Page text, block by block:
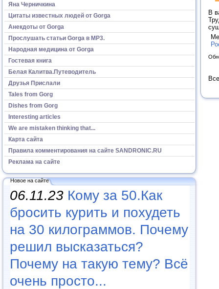
Яна Черничкина
Цитаты известных людей от Gorga
Анекдоты от Gorga
Прослушать статьи Gorga в МР3.
Народная медицина от Gorga
Гостевая книга
Белая Калитва.Путеводитель
Друзья Прислали
Tales from Gorg
Dishes from Gorg
Interesting articles
We are mistaken thinking that...
Карта сайта
Правила комментирования на сайте SANDRONIC.RU
Реклама на сайте
Новое на сайте
06.11.23 Кому за 50.Как
бросить курить и похудеть
на 30 килограммов. Почему
решил высказаться?
Почему на такую тему? Всё
очень просто...
В